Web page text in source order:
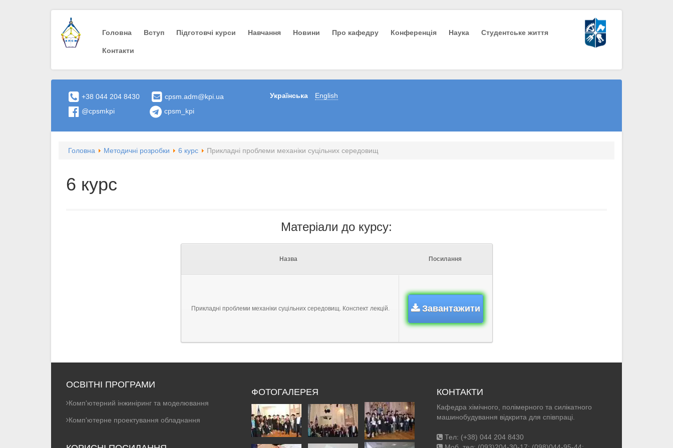
Головна Вступ Пiдготовчi курси Навчання Новини Про кафедру Конференція Наука Студентське життя
Контакти
+38 044 204 8430
cpsm.adm@kpi.ua
@cpsmkpi
cpsm_kpi
Українська English
Головна Методичні розробки 6 курс Прикладні проблеми механіки суцільних середовищ
6 курс
Матеріали до курсу:
Назва Посилання
Прикладні проблеми механіки суцільних середовищ. Конспект лекцій. Завантажити
ОСВІТНІ ПРОГРАМИ
Комп'ютерний інжиніринг та моделювання
Комп'ютерне проектування обладнання
ФОТОГАЛЕРЕЯ КОНТАКТИ
Кафедра хімічного, полімерного та силікатного
машинобудування відкрита для співпраці.
Тел: (+38) 044 204 8430